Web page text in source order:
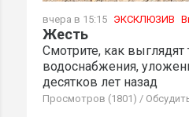
вчера в 15:15 ЭКСКЛЮЗИВ
Жесть
Смотрите, как выглядят
водоснабжения,
десятков лет назад
Просмотров (1801) /